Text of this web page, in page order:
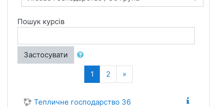
Пошук курсів
Застосувати
1 (current)
2 »
Тепличне господарство 36